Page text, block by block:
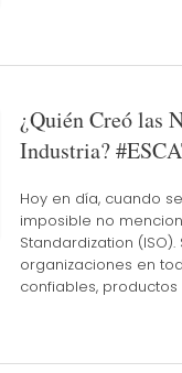
¿Quién Creó las
Industria?
Hoy en día, cuando
imposible no
Standardization
organizaciones en
confiables,